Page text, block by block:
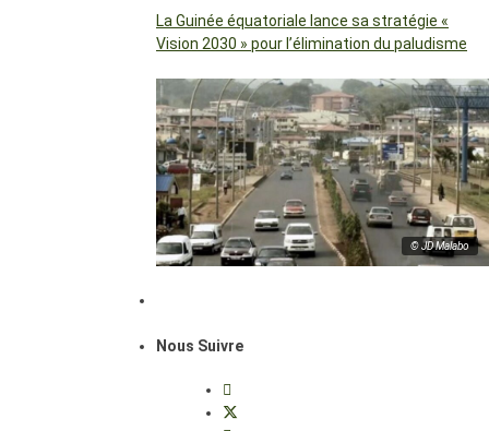
La Guinée équatoriale lance sa stratégie «
Vision 2030 » pour l’élimination du paludisme
© JD Malabo
Nous Suivre